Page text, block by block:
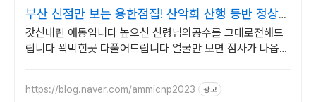
부산 신점만 보는 용한점집! 산악회 산행 등반 정상등
정
갓신내린 애동입니다 높으신 신령님의공수를 그대로전해드
립니다 꽉막힌곳 다풀어드립니다 얼굴만 보면 점사가 나옵니
https://blog.naver.com/ammicnp2023 광고